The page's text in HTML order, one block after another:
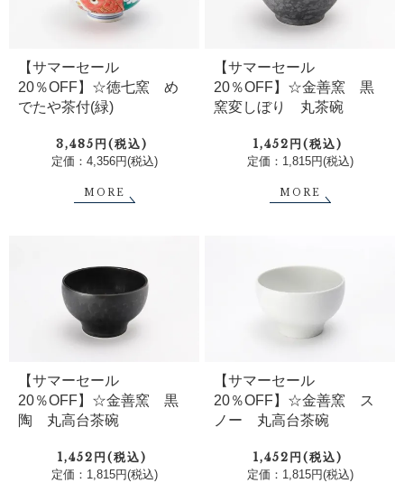
【サマーセール
20％OFF】☆徳七窯 め
でたや茶付(緑)
3,485円(税込)
定価：4,356円(税込)
MORE
【サマーセール
20％OFF】☆金善窯 黒
窯変しぼり 丸茶碗
1,452円(税込)
定価：1,815円(税込)
MORE
【サマーセール
20％OFF】☆金善窯 黒
陶 丸高台茶碗
1,452円(税込)
定価：1,815円(税込)
【サマーセール
20％OFF】☆金善窯 ス
ノー 丸高台茶碗
1,452円(税込)
定価：1,815円(税込)